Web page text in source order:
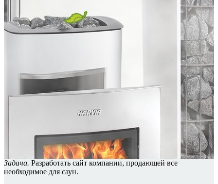
Задача. Разработать сайт компании, продающей все
необходимое для саун.